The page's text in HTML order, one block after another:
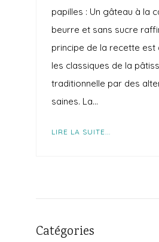
papilles : Un gâteau à la
beurre et sans sucre
principe de la recette est
les classiques de la
traditionnelle par des
saines. La…
LIRE LA SUITE...
Catégories